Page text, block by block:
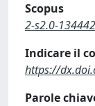
Scopus
2-s2.0-
Indicare il
https://
Parole